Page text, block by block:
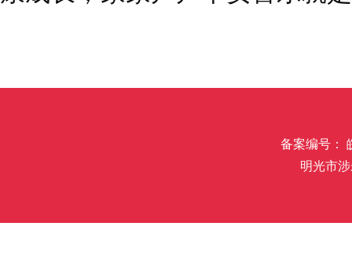
备案编号：
明光市